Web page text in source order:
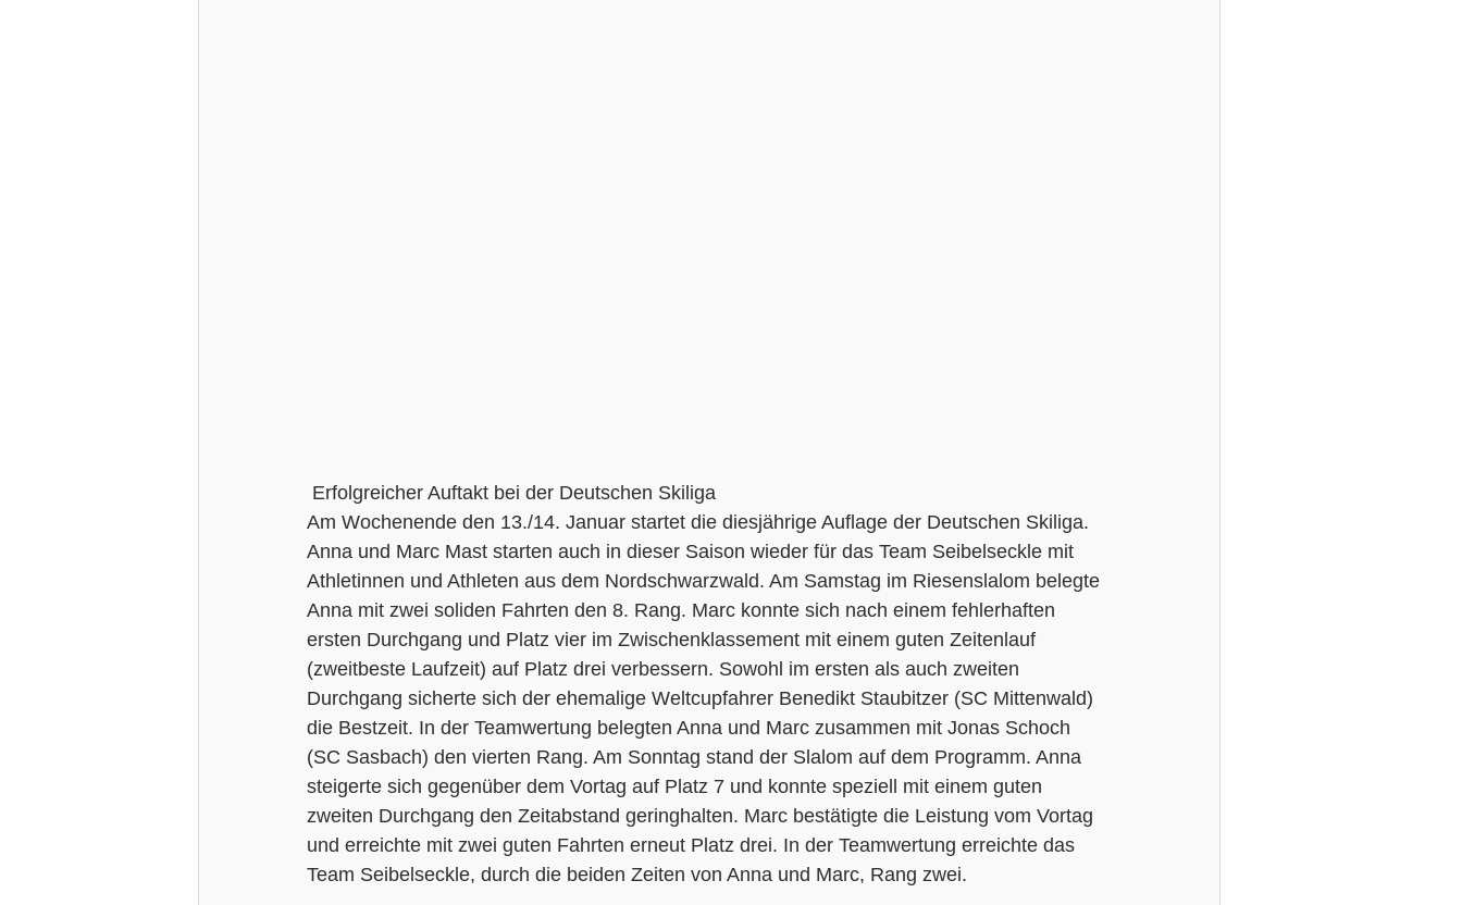
Erfolgreicher Auftakt bei der Deutschen Skiliga
Am Wochenende den 13./14. Januar startet die diesjährige Auflage der Deutschen Skiliga.
Anna und Marc Mast starten auch in dieser Saison wieder für das Team Seibelseckle mit
Athletinnen und Athleten aus dem Nordschwarzwald. Am Samstag im Riesenslalom belegte
Anna mit zwei soliden Fahrten den 8. Rang. Marc konnte sich nach einem fehlerhaften
ersten Durchgang und Platz vier im Zwischenklassement mit einem guten Zeitenlauf
(zweitbeste Laufzeit) auf Platz drei verbessern. Sowohl im ersten als auch zweiten
Durchgang sicherte sich der ehemalige Weltcupfahrer Benedikt Staubitzer (SC Mittenwald)
die Bestzeit. In der Teamwertung belegten Anna und Marc zusammen mit Jonas Schoch
(SC Sasbach) den vierten Rang. Am Sonntag stand der Slalom auf dem Programm. Anna
steigerte sich gegenüber dem Vortag auf Platz 7 und konnte speziell mit einem guten
zweiten Durchgang den Zeitabstand geringhalten. Marc bestätigte die Leistung vom Vortag
und erreichte mit zwei guten Fahrten erneut Platz drei. In der Teamwertung erreichte das
Team Seibelseckle, durch die beiden Zeiten von Anna und Marc, Rang zwei.